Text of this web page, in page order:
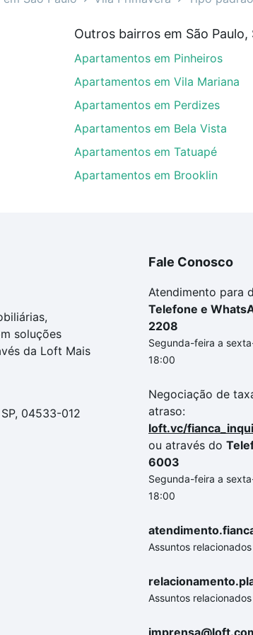
adequar ao seu orçamento. Se ainda tem
e conte com a gente para comprar o
Outros bairros em São Paulo,
Apartamentos em Pinheiros
Apartamentos em Vila Mariana
Apartamentos em Perdizes
Apartamentos em Bela Vista
Apartamentos em Tatuapé
Apartamentos em Brooklin
soluções
da Loft Mais
04533-012
Fale Conosco
Atendimento para
Telefone e
2208
Segunda-feira a
18:00
Negociação de
atraso:
loft.vc/
ou através do
6003
Segunda-feira a
18:00
Assuntos
Assuntos